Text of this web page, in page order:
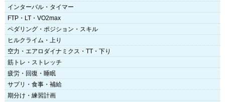
インターバル・タイマー
FTP・LT・VO2max
ペダリング・ポジション・スキル
ヒルクライム・上り
空力・エアロダイナミクス・TT・下り
筋トレ・ストレッチ
疲労・回復・睡眠
サプリ・食事・補給
期分け・練習計画